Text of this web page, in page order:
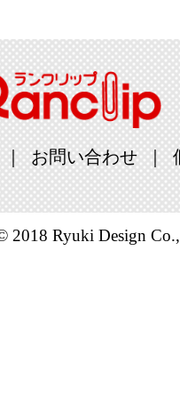
お問い合わせ
2018 Ryuki Design